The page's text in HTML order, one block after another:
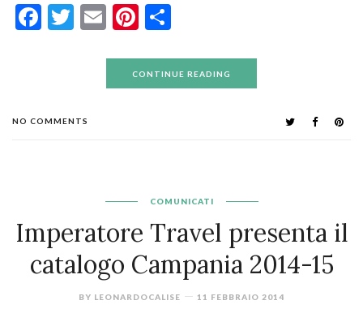
Facebook
Twitter
EmailPinterest
CONTINUE READING
NO COMMENTS
COMUNICATI
Imperatore Travel presenta il
catalogo Campania 2014-15
BY LEONARDOCALISE 11 FEBBRAIO 2014